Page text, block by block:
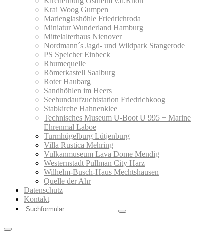
Krai Woog Gumpen
Marienglashöhle Friedrichroda
Miniatur Wunderland Hamburg
Mittelalterhaus Nienover
Nordmann´s Jagd- und Wildpark Stangerode
PS Speicher Einbeck
Rhumequelle
Römerkastell Saalburg
Roter Haubarg
Sandhöhlen im Heers
Seehundaufzuchtstation Friedrichkoog
Stabkirche Hahnenklee
Technisches Museum U-Boot U 995 + Marine
Ehrenmal Laboe
Turmhügelburg Lütjenburg
Villa Rustica Mehring
Vulkanmuseum Lava Dome Mendig
Westernstadt Pullman City Harz
Wilhelm-Busch-Haus Mechtshausen
Quelle der Ahr
Datenschutz
Kontakt
Search